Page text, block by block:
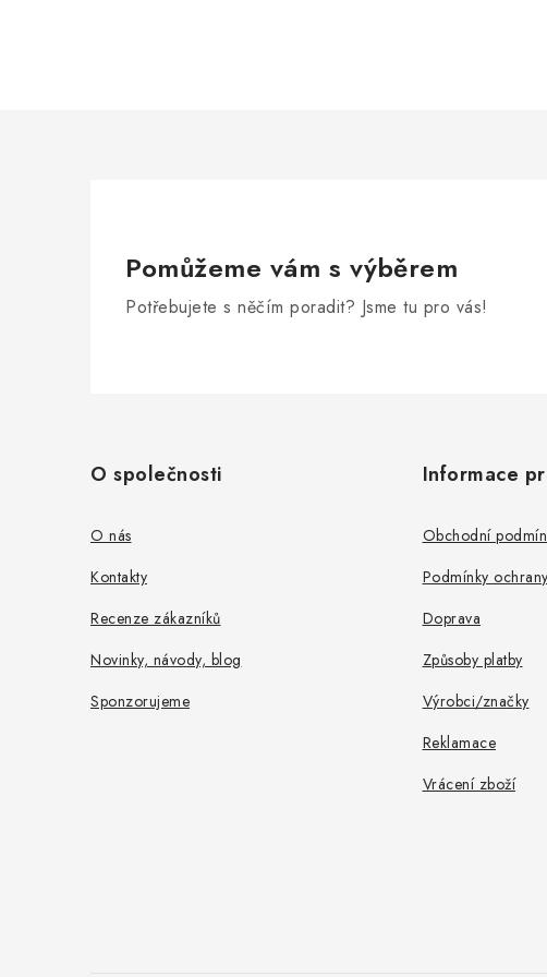
Pomůžeme vám s výběrem
Potřebujete s něčím poradit? Jsme tu pro vás!
O společnosti
O nás
Kontakty
Recenze zákazníků
Novinky, návody, blog
Sponzorujeme
Informace
Obchodní
Podmínky
Doprava
Způsoby platby
Výrobci/značky
Reklamace
Vrácení zboží